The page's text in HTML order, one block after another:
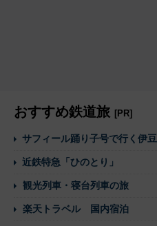
おすすめ鉄道旅 [PR]
サフィール踊り子号で行く伊豆
近鉄特急「ひのとり」
観光列車・寝台列車の旅
楽天トラベル 国内宿泊